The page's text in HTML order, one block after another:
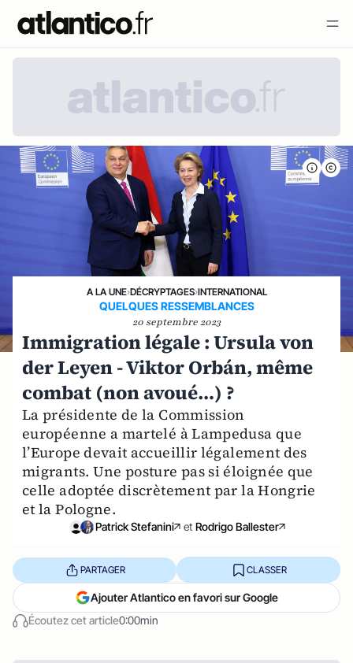
A LA UNE›DÉCRYPTAGES›INTERNATIONAL
QUELQUES RESSEMBLANCES
20 septembre 2023
Immigration légale : Ursula von
der Leyen - Viktor Orbán, même
combat (non avoué…) ?
La présidente de la Commission
européenne a martelé à Lampedusa que
l’Europe devait accueillir légalement des
migrants. Une posture pas si éloignée que
celle adoptée discrètement par la Hongrie
et la Pologne.
Patrick Stefanini et Rodrigo Ballester
Écoutez cet article0:00min
PARTAGER CLASSER
Ajouter Atlantico en favori sur Google